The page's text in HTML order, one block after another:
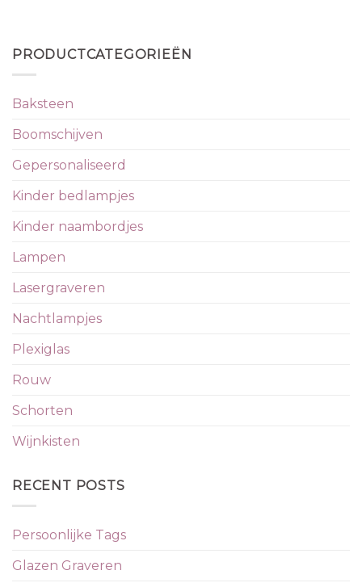
PRODUCTCATEGORIEËN
Baksteen
Boomschijven
Gepersonaliseerd
Kinder bedlampjes
Kinder naambordjes
Lampen
Lasergraveren
Nachtlampjes
Plexiglas
Rouw
Schorten
Wijnkisten
RECENT POSTS
Persoonlijke Tags
Glazen Graveren